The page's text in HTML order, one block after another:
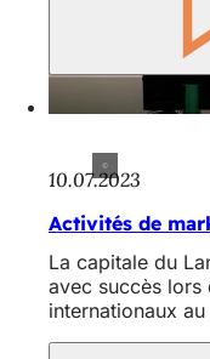
10.07.2023
Activités de
La capitale du
avec succès lors
internationaux